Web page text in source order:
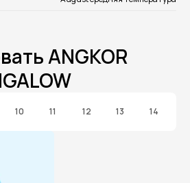
ANGKOR
10 11 12 13 14